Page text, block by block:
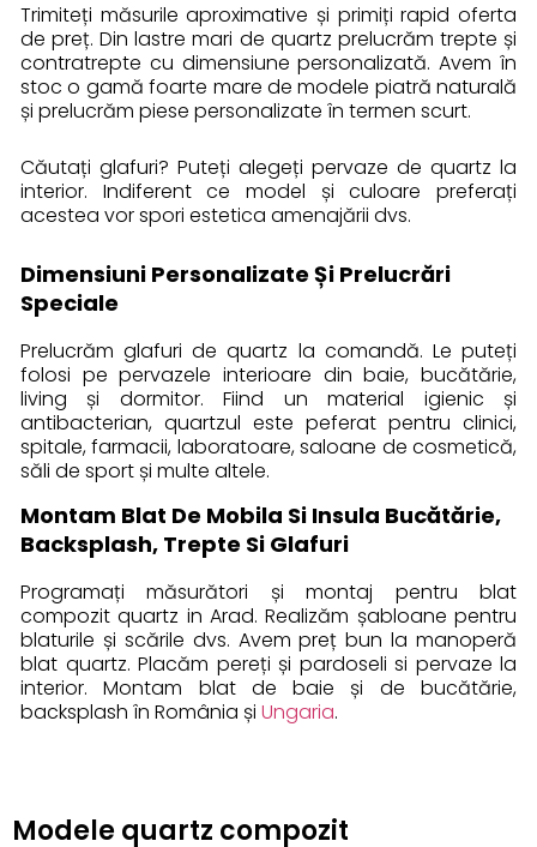
Trimiteți măsurile aproximative și primiți rapid oferta
de preț. Din lastre mari de quartz prelucrăm trepte și
contratrepte cu dimensiune personalizată. Avem în
stoc o gamă foarte mare de modele piatră naturală
și prelucrăm piese personalizate în termen scurt.
Căutați glafuri? Puteți alegeți pervaze de quartz la
interior. Indiferent ce model și culoare preferați
acestea vor spori estetica amenajării dvs.
Dimensiuni Personalizate Și Prelucrări
Speciale
Prelucrăm glafuri de quartz la comandă. Le puteți
folosi pe pervazele interioare din baie, bucătărie,
living și dormitor. Fiind un material igienic și
antibacterian, quartzul este peferat pentru clinici,
spitale, farmacii, laboratoare, saloane de cosmetică,
săli de sport și multe altele.
Montam Blat De Mobila Si Insula Bucătărie,
Backsplash, Trepte Si Glafuri
Programați măsurători și montaj pentru blat
compozit quartz in Arad. Realizăm șabloane pentru
blaturile și scările dvs. Avem preț bun la manoperă
blat quartz. Placăm pereți și pardoseli si pervaze la
interior. Montam blat de baie și de bucătărie,
backsplash în România și Ungaria.
Modele quartz compozit